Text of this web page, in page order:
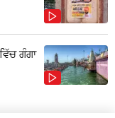
ਗੰਗਾ